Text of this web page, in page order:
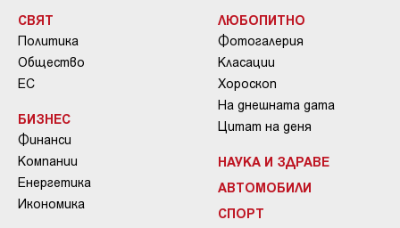
СВЯТ
Политика
Общество
ЕС
БИЗНЕС
Финанси
Компании
Енергетика
Икономика
ЛЮБОПИТНО
Фотогалерия
Класации
Хороскоп
На днешната дата
Цитат на деня
НАУКА И ЗДРАВЕ
АВТОМОБИЛИ
СПОРТ